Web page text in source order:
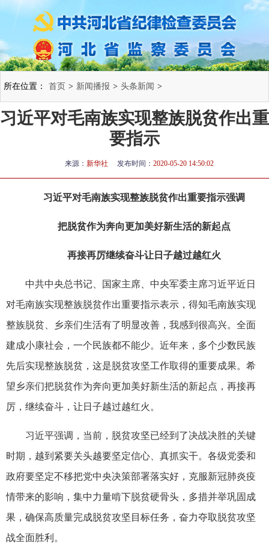
所在位置： 首页 > 新闻播报 > 头条新闻 >
习近平对毛南族实现整族脱贫作出重
要指示
来源： 新华社 发布时间： 2020-05-20 14:50:02
习近平对毛南族实现整族脱贫作出重要指示强调
把脱贫作为奔向更加美好新生活的新起点
再接再厉继续奋斗让日子越过越红火
中共中央总书记、国家主席、中央军委主席习近平近日
对毛南族实现整族脱贫作出重要指示表示，得知毛南族实现
整族脱贫、乡亲们生活有了明显改善，我感到很高兴。全面
建成小康社会，一个民族都不能少。近年来，多个少数民族
先后实现整族脱贫，这是脱贫攻坚工作取得的重要成果。希
望乡亲们把脱贫作为奔向更加美好新生活的新起点，再接再
厉，继续奋斗，让日子越过越红火。
习近平强调，当前，脱贫攻坚已经到了决战决胜的关键
时期，越到紧要关头越要坚定信心、真抓实干。各级党委和
政府要坚定不移把党中央决策部署落实好，克服新冠肺炎疫
情带来的影响，集中力量啃下脱贫硬骨头，多措并举巩固成
果，确保高质量完成脱贫攻坚目标任务，奋力夺取脱贫攻坚
战全面胜利。